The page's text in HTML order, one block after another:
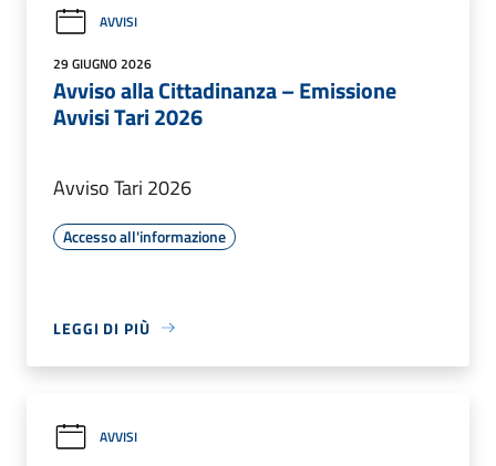
AVVISI
29 GIUGNO 2026
Avviso alla Cittadinanza – Emissione
Avvisi Tari 2026
Avviso Tari 2026
Accesso all'informazione
LEGGI DI PIÙ
AVVISI